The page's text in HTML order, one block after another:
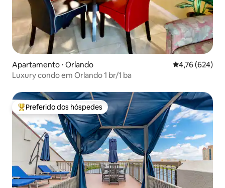
Apartamento ⋅ Orlando 4,76 de uma
4,76 (624)
Luxury condo em Orlando 1 br/1 ba
Entre os melhores preferidos dos hóspedes
Preferido dos hóspedes